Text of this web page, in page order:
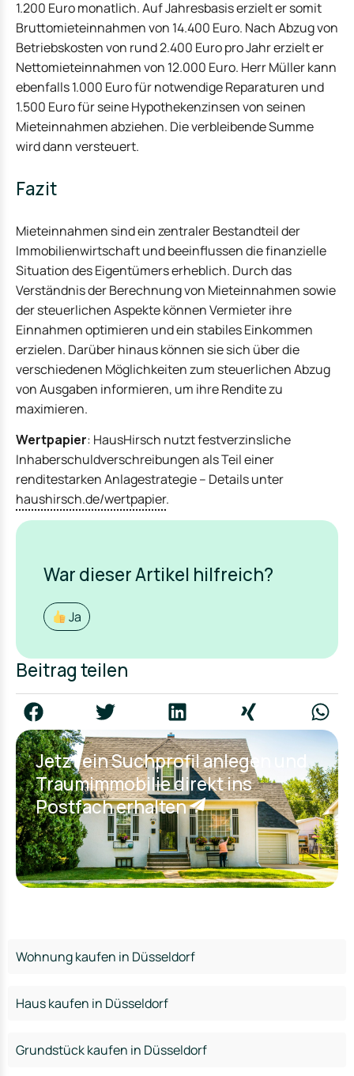
1.200 Euro monatlich. Auf Jahresbasis erzielt er somit
Bruttomieteinnahmen von 14.400 Euro. Nach Abzug von
Betriebskosten von rund 2.400 Euro pro Jahr erzielt er
Nettomieteinnahmen von 12.000 Euro. Herr Müller kann
ebenfalls 1.000 Euro für notwendige Reparaturen und
1.500 Euro für seine Hypothekenzinsen von seinen
Mieteinnahmen abziehen. Die verbleibende Summe
wird dann versteuert.
Fazit
Mieteinnahmen sind ein zentraler Bestandteil der
Immobilienwirtschaft und beeinflussen die finanzielle
Situation des Eigentümers erheblich. Durch das
Verständnis der Berechnung von Mieteinnahmen sowie
der steuerlichen Aspekte können Vermieter ihre
Einnahmen optimieren und ein stabiles Einkommen
erzielen. Darüber hinaus können sie sich über die
verschiedenen Möglichkeiten zum steuerlichen Abzug
von Ausgaben informieren, um ihre Rendite zu
maximieren.
Wertpapier: HausHirsch nutzt festverzinsliche
Inhaberschuldverschreibungen als Teil einer
renditestarken Anlagestrategie – Details unter
haushirsch.de/wertpapier.
War dieser Artikel hilfreich?
Ja
Beitrag teilen
Jetzt ein Suchprofil anlegen und
Traumimmobilie direkt ins
Postfach erhalten
Wohnung kaufen in Düsseldorf
Haus kaufen in Düsseldorf
Grundstück kaufen in Düsseldorf